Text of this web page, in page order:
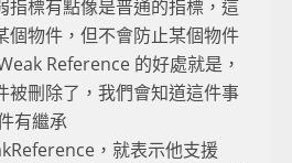
指標有點像是普通的指標，這
個物件，但不會防止某個物件
Reference 的好處就是，
被刪除了，我們會知道這件事
有繼承
，就表示他支援